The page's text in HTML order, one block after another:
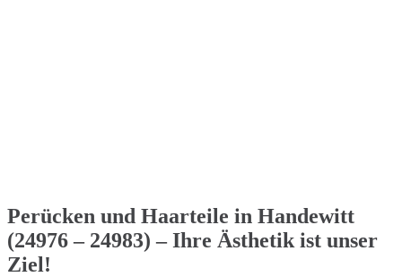
Perücken und Haarteile in Handewitt
(24976 – 24983) – Ihre Ästhetik ist unser
Ziel!